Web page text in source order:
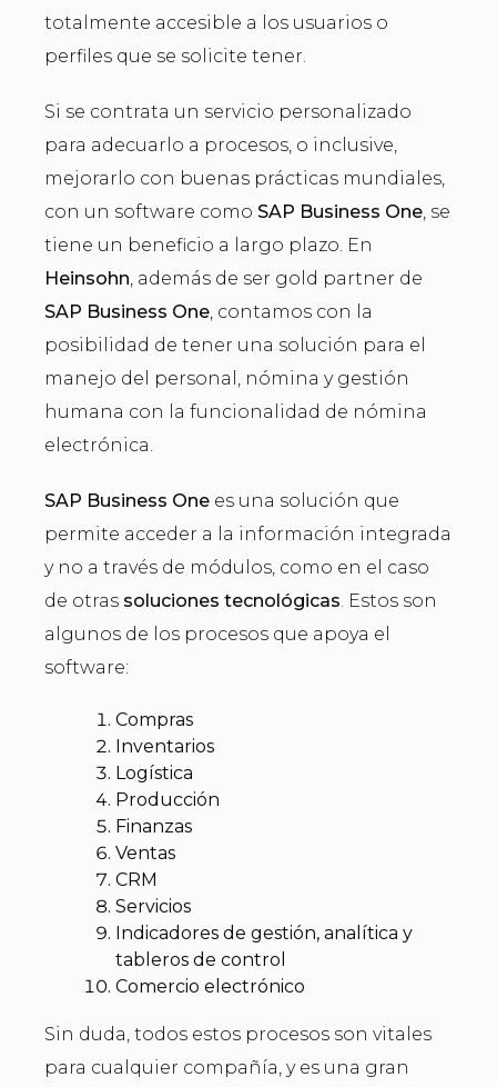
totalmente accesible a los usuarios o
perfiles que se solicite tener.
Si se contrata un servicio personalizado
para adecuarlo a procesos, o inclusive,
mejorarlo con buenas prácticas mundiales,
con un software como SAP Business One, se
tiene un beneficio a largo plazo. En
Heinsohn, además de ser gold partner de
SAP Business One, contamos con la
posibilidad de tener una solución para el
manejo del personal, nómina y gestión
humana con la funcionalidad de nómina
electrónica.
SAP Business One es una solución que
permite acceder a la información integrada
y no a través de módulos, como en el caso
de otras soluciones tecnológicas. Estos son
algunos de los procesos que apoya el
software:
Compras
Inventarios
Logística
Producción
Finanzas
Ventas
CRM
Servicios
Indicadores de gestión, analítica y
tableros de control
Comercio electrónico
Sin duda, todos estos procesos son vitales
para cualquier compañía, y es una gran